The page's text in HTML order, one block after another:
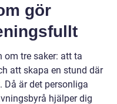
gör
om tre saker: att ta
att skapa en stund där
Då är det personliga
hjälper dig